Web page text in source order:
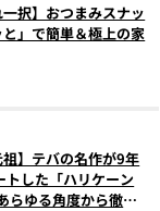
一択】おつまみスナッ
」で簡単＆極上の家
祖】テバの名作が9年
トした「ハリケーン
らゆる角度から徹底